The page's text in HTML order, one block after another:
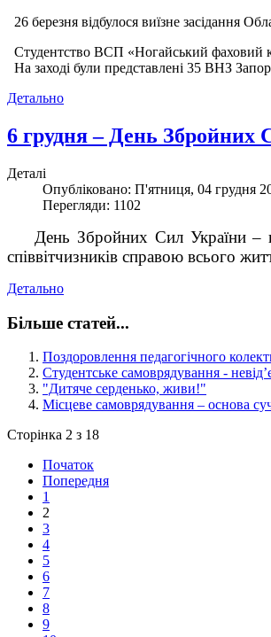
26 березня відбулося виїзне засідання
Cтудентство ВСП «Ногайський фаховий
На заході були представлені 35 ВНЗ
Детально
6 грудня – День Збройних
Деталі
Опубліковано: П'ятниця, 04 грудня
Перегляди: 1102
День Збройних Сил України – це
співвітчизників справою всього
Детально
Більше статей...
Поздоровлення педагогічного
Студентське самоврядування -
"Дитяче серденько, живи!"
Місцеве самоврядування – основа
Сторінка 2 з 18
Початок
Попередня
1
2
3
4
5
6
7
8
9